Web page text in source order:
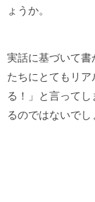
ょうか。
実話に基づいて
たちにとてもリ
る！」と言って
るのではないでし